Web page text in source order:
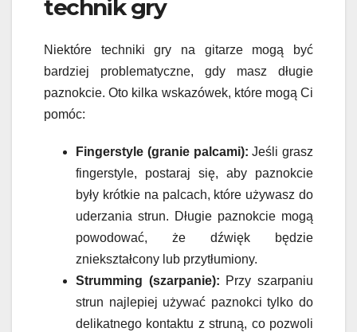
technik gry
Niektóre techniki gry na gitarze mogą być
bardziej problematyczne, gdy masz długie
paznokcie. Oto kilka wskazówek, które mogą Ci
pomóc:
Fingerstyle (granie palcami): Jeśli grasz
fingerstyle, postaraj się, aby paznokcie
były krótkie na palcach, które używasz do
uderzania strun. Długie paznokcie mogą
powodować, że dźwięk będzie
zniekształcony lub przytłumiony.
Strumming (szarpanie): Przy szarpaniu
strun najlepiej używać paznokci tylko do
delikatnego kontaktu z struną, co pozwoli